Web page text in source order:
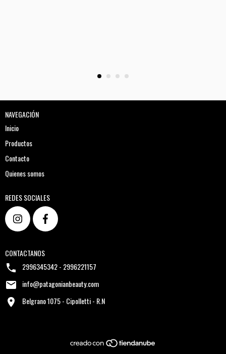
NAVEGACIÓN
Inicio
Productos
Contacto
Quienes somos
REDES SOCIALES
CONTACTANOS
2996345342 - 2996221157
info@patagonianbeauty.com
Belgrano 1075 - Cipolletti - R.N